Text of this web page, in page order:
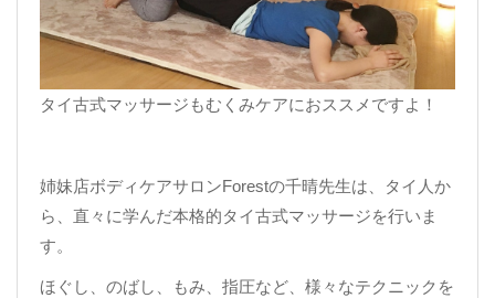
タイ古式マッサージもむくみケアにおススメですよ！
姉妹店ボディケアサロンForestの千晴先生は、タイ人か
ら、直々に学んだ本格的タイ古式マッサージを行いま
す。
ほぐし、のばし、もみ、指圧など、様々なテクニックを